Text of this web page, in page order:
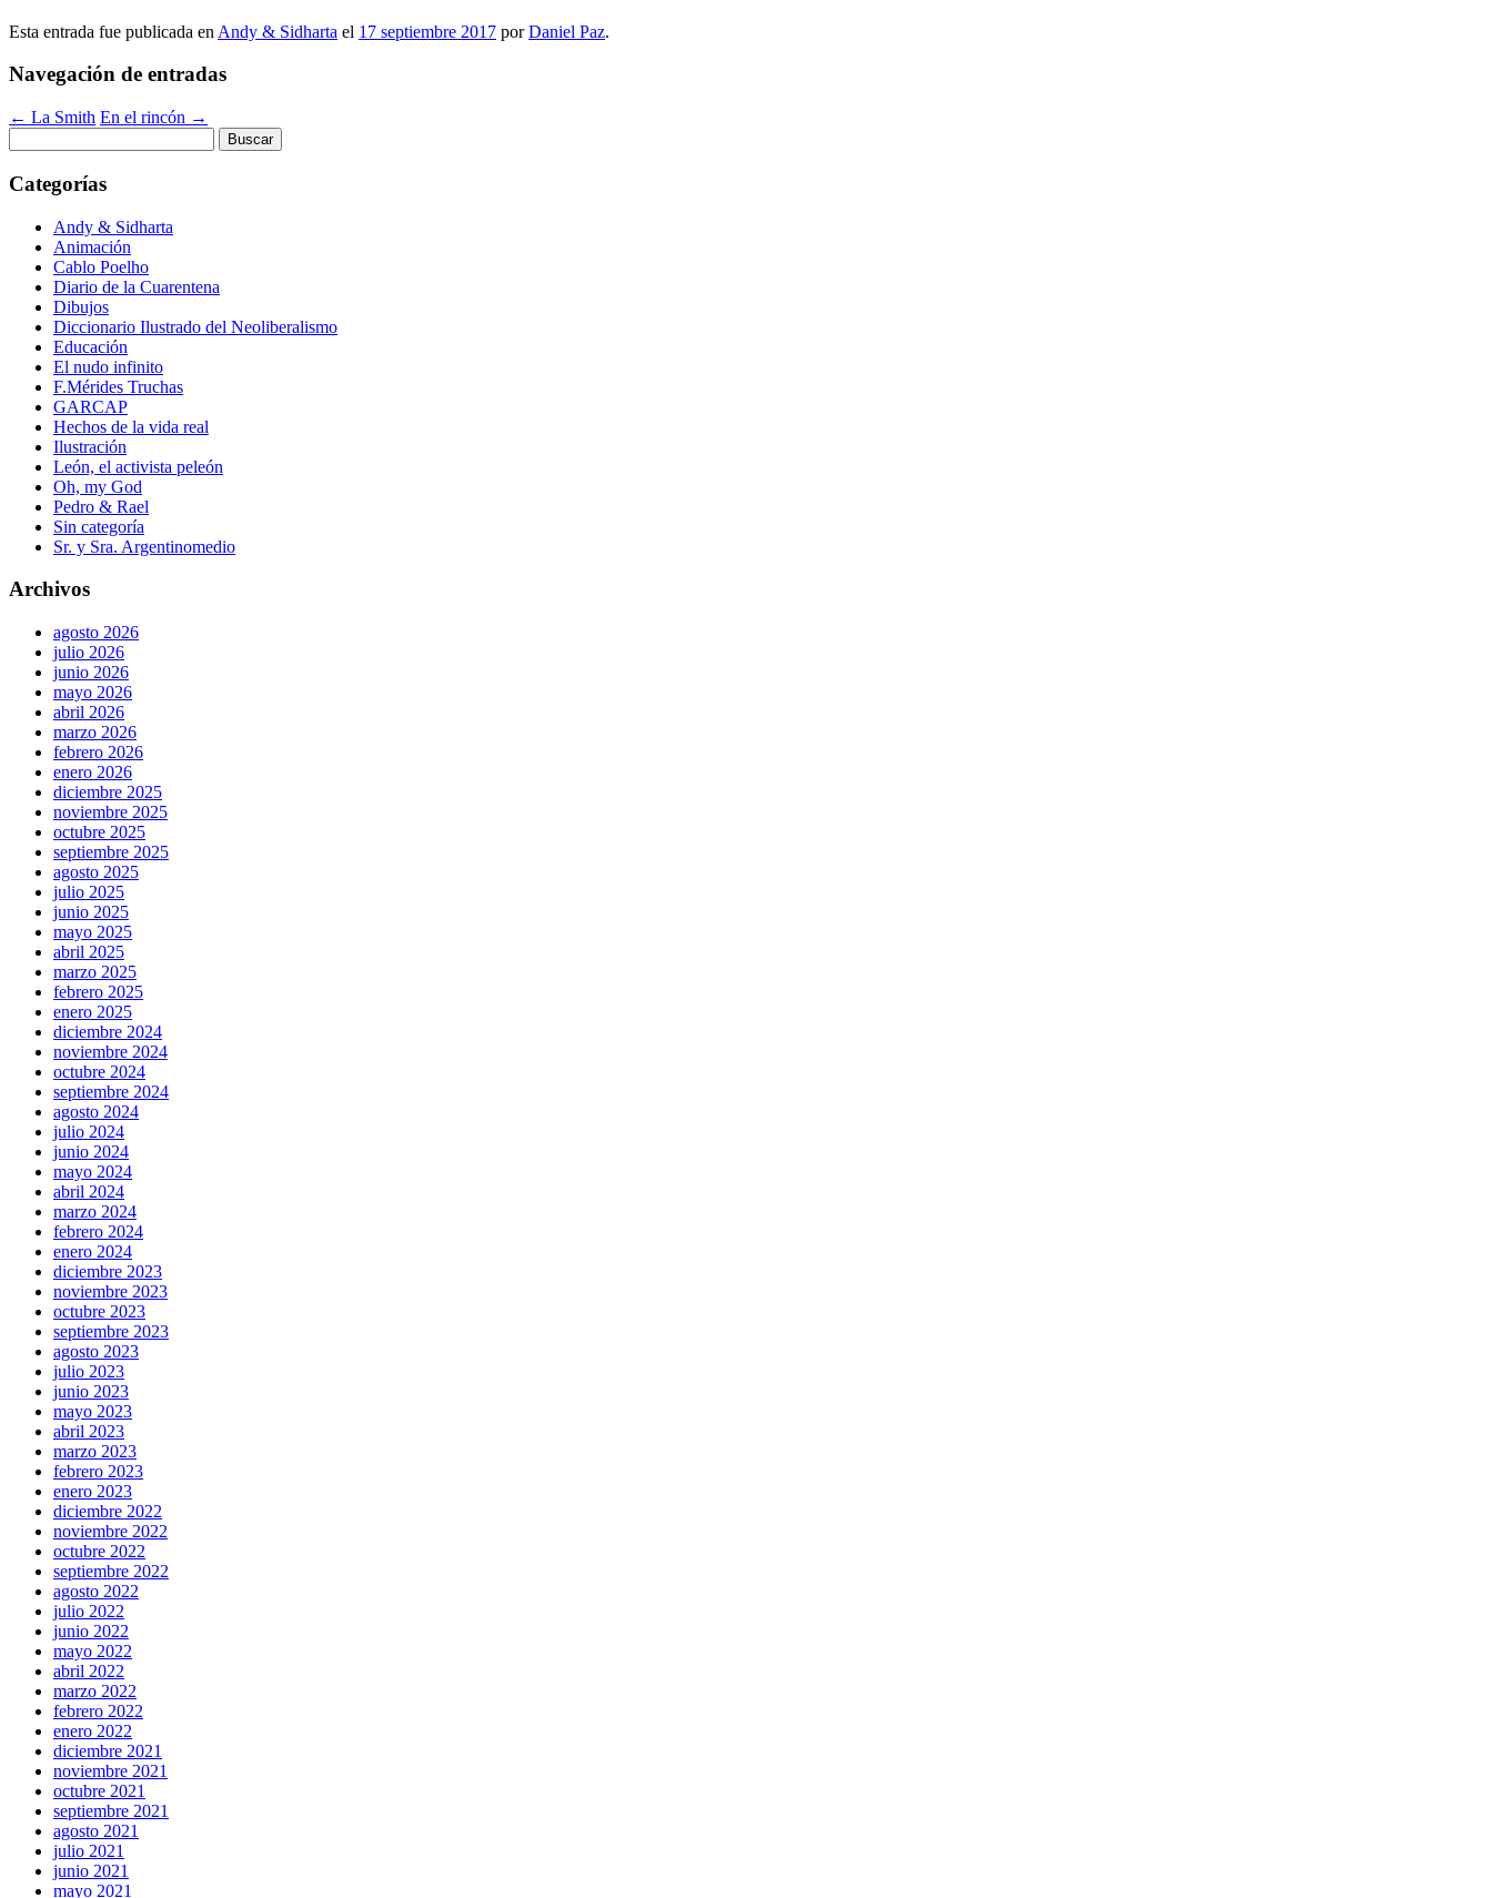
Esta entrada fue publicada en Andy & Sidharta el 17 septiembre 2017 porDaniel Paz.
Navegación de entradas
← La Smith En el rincón →
Categorías
Andy & Sidharta
Animación
Cablo Poelho
Diario de la Cuarentena
Dibujos
Diccionario Ilustrado del Neoliberalismo
Educación
El nudo infinito
F.Mérides Truchas
GARCAP
Hechos de la vida real
Ilustración
León, el activista peleón
Oh, my God
Pedro & Rael
Sin categoría
Sr. y Sra. Argentinomedio
Archivos
agosto 2026
julio 2026
junio 2026
mayo 2026
abril 2026
marzo 2026
febrero 2026
enero 2026
diciembre 2025
noviembre 2025
octubre 2025
septiembre 2025
agosto 2025
julio 2025
junio 2025
mayo 2025
abril 2025
marzo 2025
febrero 2025
enero 2025
diciembre 2024
noviembre 2024
octubre 2024
septiembre 2024
agosto 2024
julio 2024
junio 2024
mayo 2024
abril 2024
marzo 2024
febrero 2024
enero 2024
diciembre 2023
noviembre 2023
octubre 2023
septiembre 2023
agosto 2023
julio 2023
junio 2023
mayo 2023
abril 2023
marzo 2023
febrero 2023
enero 2023
diciembre 2022
noviembre 2022
octubre 2022
septiembre 2022
agosto 2022
julio 2022
junio 2022
mayo 2022
abril 2022
marzo 2022
febrero 2022
enero 2022
diciembre 2021
noviembre 2021
octubre 2021
septiembre 2021
agosto 2021
julio 2021
junio 2021
mayo 2021